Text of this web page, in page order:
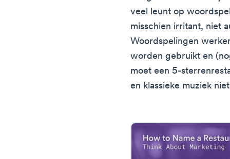
veel leunt op
misschien irritant, niet
Woordspelingen
worden gebruikt en
moet een 5-
en klassieke muziek